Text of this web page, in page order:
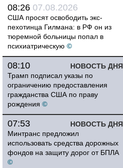
08:26 07.08.2026
США просят освободить экс-
пехотинца Гилмана: в РФ он из
тюремной больницы попал в
психиатрическую ©
НОВОСТЬ ДНЯ
08:10
Трамп подписал указы по
ограничению предоставления
гражданства США по праву
рождения ©
НОВОСТЬ ДНЯ
07:53
Минтранс предложил
использовать средства дорожных
фондов на защиту дорог от БПЛА
©